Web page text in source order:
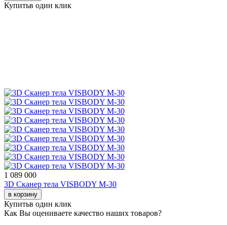
Купитьв один клик
1 089 000
3D Сканер тела VISBODY M-30
в корзину
Купитьв один клик
Как Вы оцениваете качество наших товаров?